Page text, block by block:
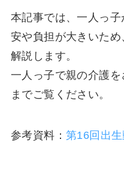
本記事では、一人っ
安や負担が大きいため
解説します。
一人っ子で親の介護
までご覧ください。
参考資料： 第16回出生